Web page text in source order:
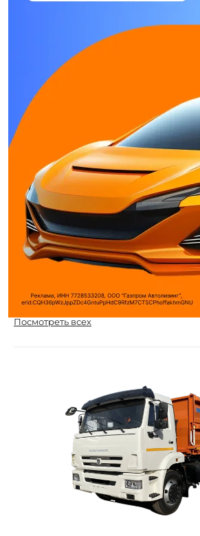
КАМАЗ 65115-6059-48
Самосвал с 3-х разгрузкой
Тип двигателя:Дизельный с турбонад ...
Количество цилиндров:6
Макс. мощность:292 л.с.
Макс. крутящий момент:
1087 / 1300 Н*м
(кг* ...
Используемое топливо:Дизель
Дилеры
авто
АВТОСПЕЦТЕХНИКА
Посмотреть всех